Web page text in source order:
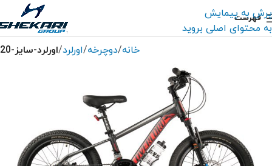
پرش به پیمایش
به محتوای اصلی بروید
فهرست
خانه دوچرخه اورلرد اورلرد-سایز-20